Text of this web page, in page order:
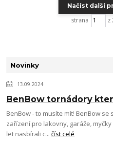
Načíst další
strana z
Novinky
13.09.2024
BenBow tornádory
BenBow - to musíte mít! BenBow
zařízení pro lakovny, garáže,
let nasbírali c...číst celé